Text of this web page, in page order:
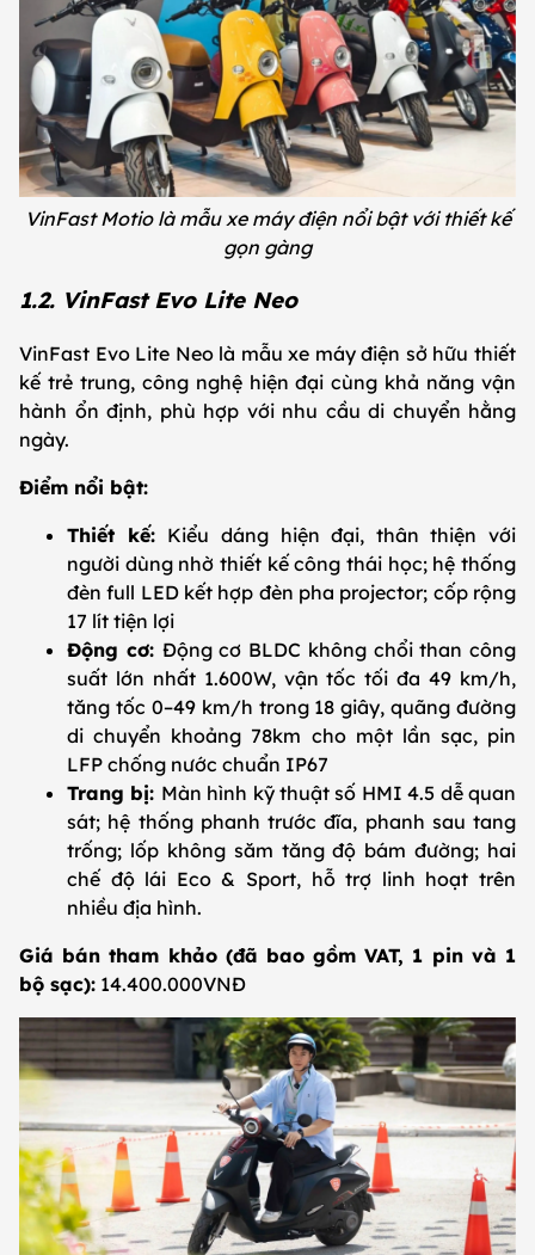
VinFast Motio là mẫu xe máy điện nổi bật với thiết kế
gọn gàng
1.2. VinFast Evo Lite Neo
VinFast Evo Lite Neo là mẫu xe máy điện sở hữu thiết
kế trẻ trung, công nghệ hiện đại cùng khả năng vận
hành ổn định, phù hợp với nhu cầu di chuyển hằng
ngày.
Điểm nổi bật:
Thiết kế: Kiểu dáng hiện đại, thân thiện với
người dùng nhờ thiết kế công thái học; hệ thống
đèn full LED kết hợp đèn pha projector; cốp rộng
17 lít tiện lợi
Động cơ: Động cơ BLDC không chổi than công
suất lớn nhất 1.600W, vận tốc tối đa 49 km/h,
tăng tốc 0–49 km/h trong 18 giây, quãng đường
di chuyển khoảng 78km cho một lần sạc, pin
LFP chống nước chuẩn IP67
Trang bị: Màn hình kỹ thuật số HMI 4.5 dễ quan
sát; hệ thống phanh trước đĩa, phanh sau tang
trống; lốp không săm tăng độ bám đường; hai
chế độ lái Eco & Sport, hỗ trợ linh hoạt trên
nhiều địa hình.
Giá bán tham khảo (đã bao gồm VAT, 1 pin và 1
bộ sạc): 14.400.000VNĐ